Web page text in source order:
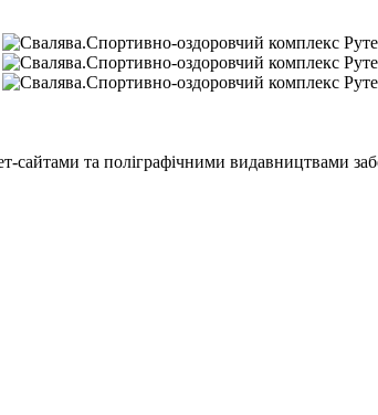
сайтами та поліграфічними видавництвами